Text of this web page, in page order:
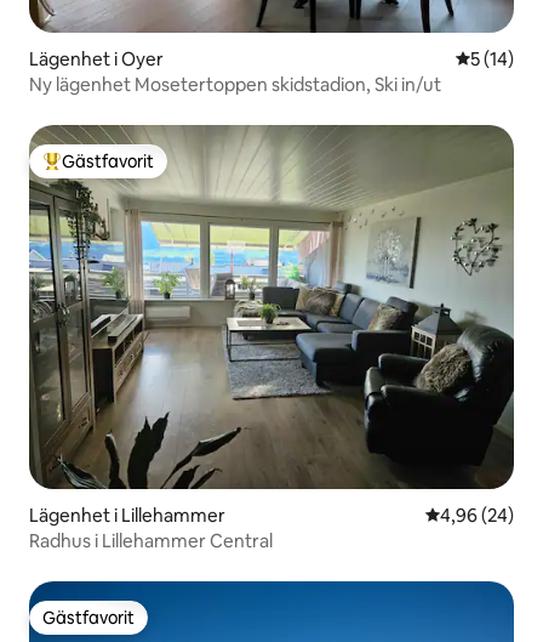
Lägenhet i Oyer 5 av 5 i
5 (14)
Ny lägenhet Mosetertoppen skidstadion, Ski in/ut
Populär gästfavorit
Gästfavorit
Lägenhet i Lillehammer 4,96 av 5 i
4,96 (24)
Radhus i Lillehammer Central
Gästfavorit
Gästfavorit